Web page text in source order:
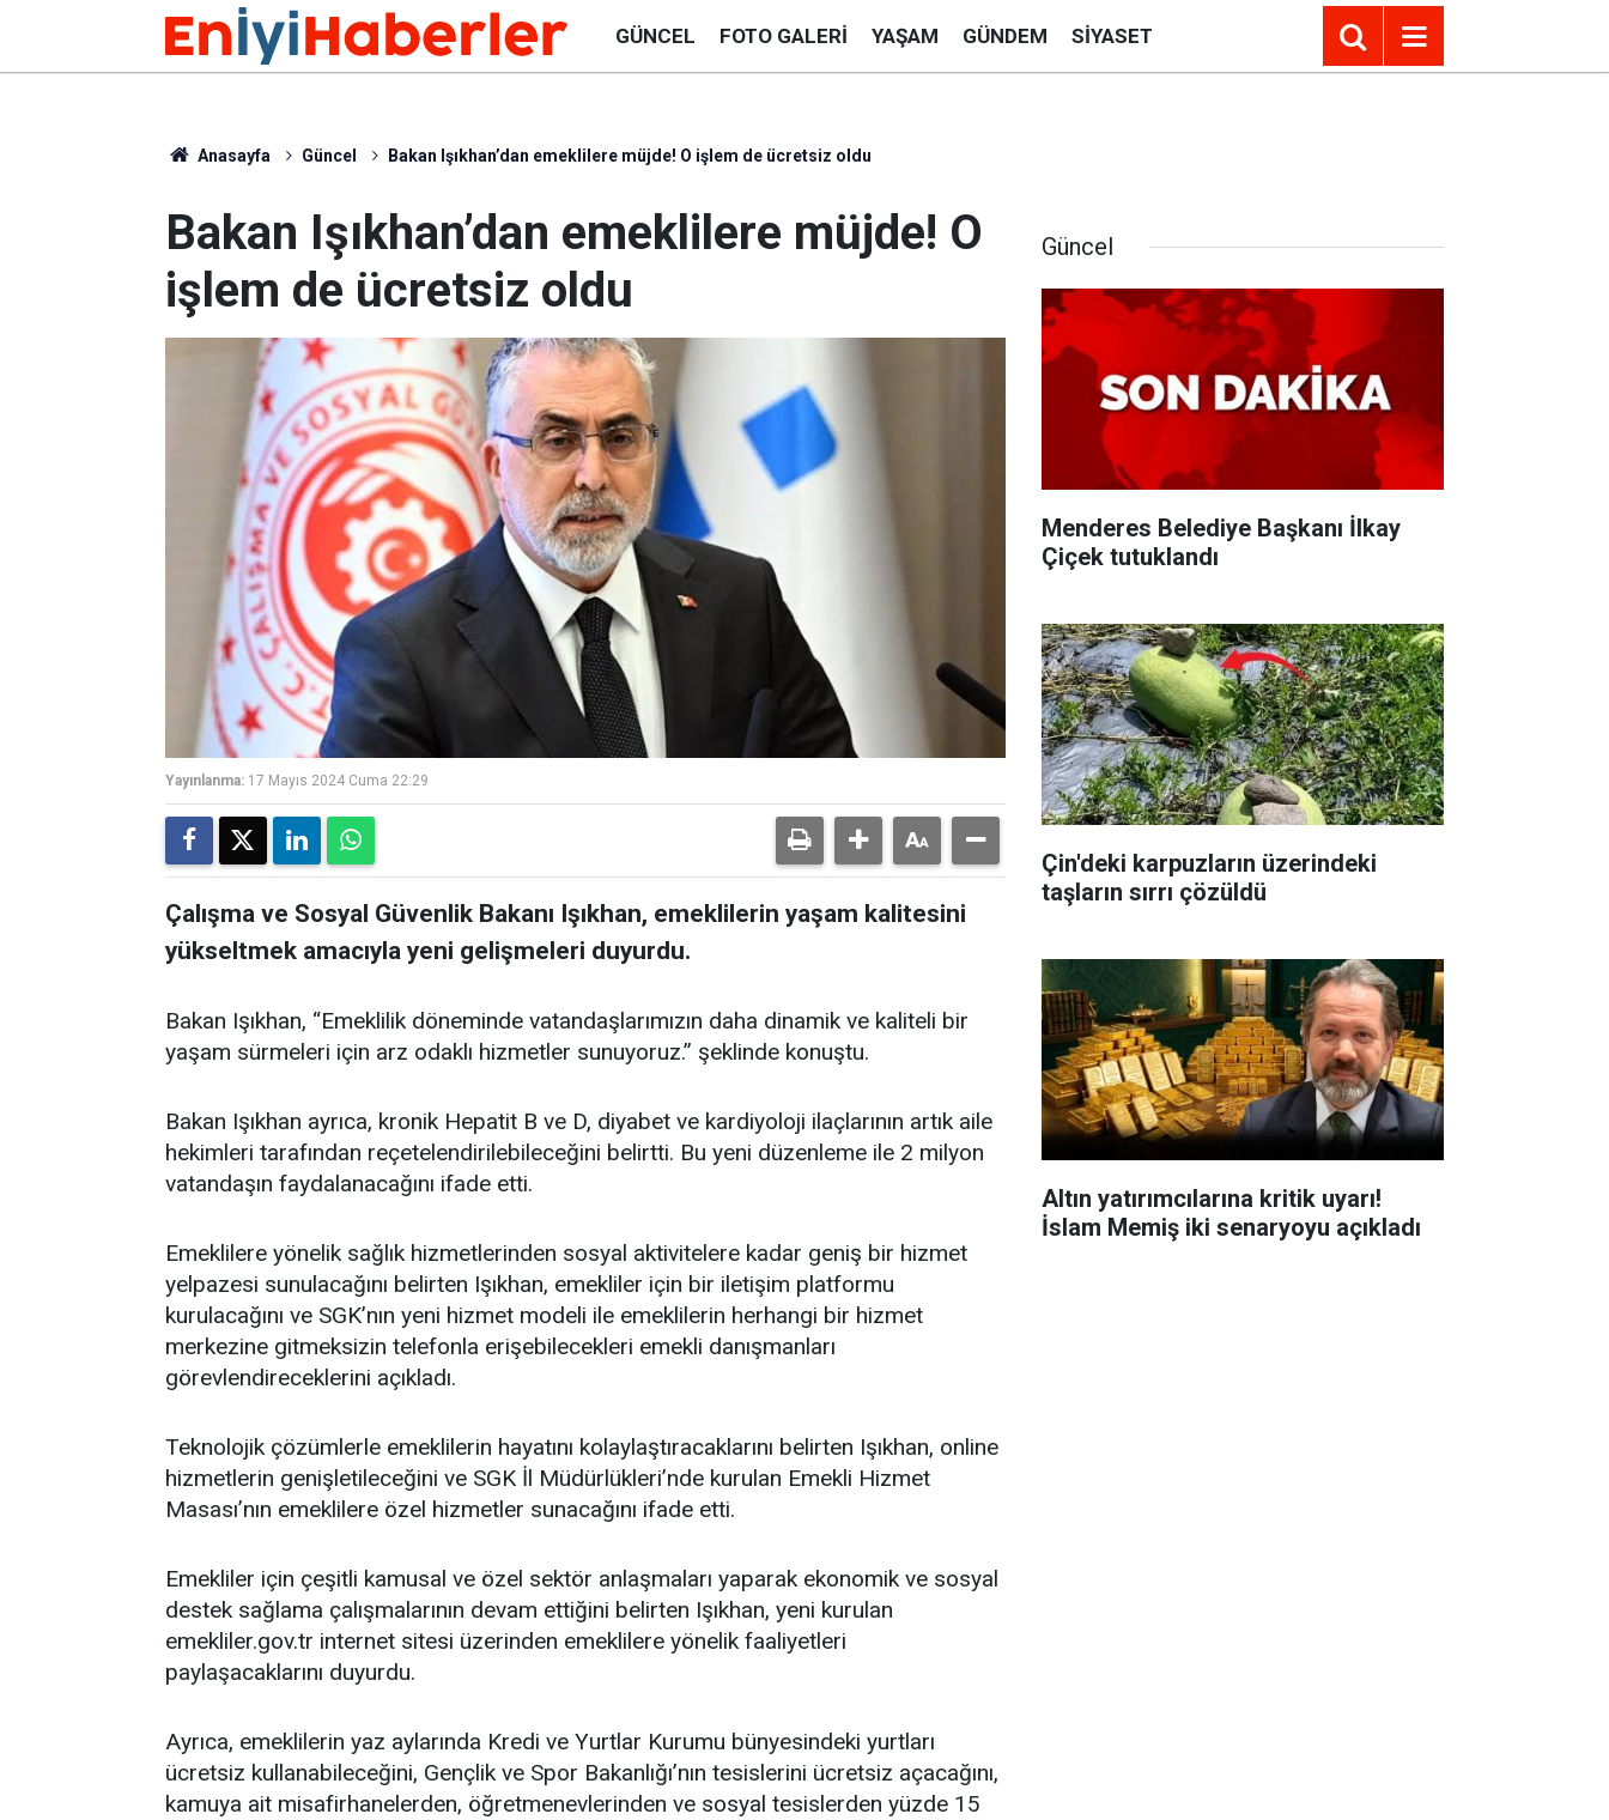
GÜNCEL FOTO GALERI YAŞAM GÜNDEM SIYASET
Anasayfa Güncel Bakan Işıkhan’dan emeklilere müjde! O işlem de ücretsiz oldu
Bakan Işıkhan’dan emeklilere müjde! O
işlem de ücretsiz oldu
Yayınlanma: 17 Mayıs 2024 Cuma 22:29
Çalışma ve Sosyal Güvenlik Bakanı Işıkhan, emeklilerin yaşam kalitesini
yükseltmek amacıyla yeni gelişmeleri duyurdu.
Bakan Işıkhan, “Emeklilik döneminde vatandaşlarımızın daha dinamik ve kaliteli bir
yaşam sürmeleri için arz odaklı hizmetler sunuyoruz.” şeklinde konuştu.
Bakan Işıkhan ayrıca, kronik Hepatit B ve D, diyabet ve kardiyoloji ilaçlarının artık aile
hekimleri tarafından reçetelendirilebileceğini belirtti. Bu yeni düzenleme ile 2 milyon
vatandaşın faydalanacağını ifade etti.
Emeklilere yönelik sağlık hizmetlerinden sosyal aktivitelere kadar geniş bir hizmet
yelpazesi sunulacağını belirten Işıkhan, emekliler için bir iletişim platformu
kurulacağını ve SGK’nın yeni hizmet modeli ile emeklilerin herhangi bir hizmet
merkezine gitmeksizin telefonla erişebilecekleri emekli danışmanları
görevlendireceklerini açıkladı.
Teknolojik çözümlerle emeklilerin hayatını kolaylaştıracaklarını belirten Işıkhan, online
hizmetlerin genişletileceğini ve SGK İl Müdürlükleri’nde kurulan Emekli Hizmet
Masası’nın emeklilere özel hizmetler sunacağını ifade etti.
Emekliler için çeşitli kamusal ve özel sektör anlaşmaları yaparak ekonomik ve sosyal
destek sağlama çalışmalarının devam ettiğini belirten Işıkhan, yeni kurulan
emekliler.gov.tr internet sitesi üzerinden emeklilere yönelik faaliyetleri
paylaşacaklarını duyurdu.
Ayrıca, emeklilerin yaz aylarında Kredi ve Yurtlar Kurumu bünyesindeki yurtları
ücretsiz kullanabileceğini, Gençlik ve Spor Bakanlığı’nın tesislerini ücretsiz açacağını,
kamuya ait misafirhanelerden, öğretmenevlerinden ve sosyal tesislerden yüzde 15
Güncel
Menderes Belediye Başkanı İlkay
Çiçek tutuklandı
Çin'deki karpuzların üzerindeki
taşların sırrı çözüldü
Altın yatırımcılarına kritik uyarı!
İslam Memiş iki senaryoyu açıkladı